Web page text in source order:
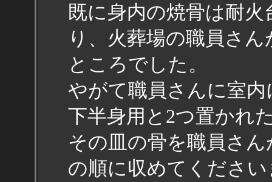
既に身内の焼骨は耐
り、火葬場の職員さ
ところでした。
やがて職員さんに室
下半身用と2つ置かれ
その皿の骨を職員さ
の順に収めてくださ